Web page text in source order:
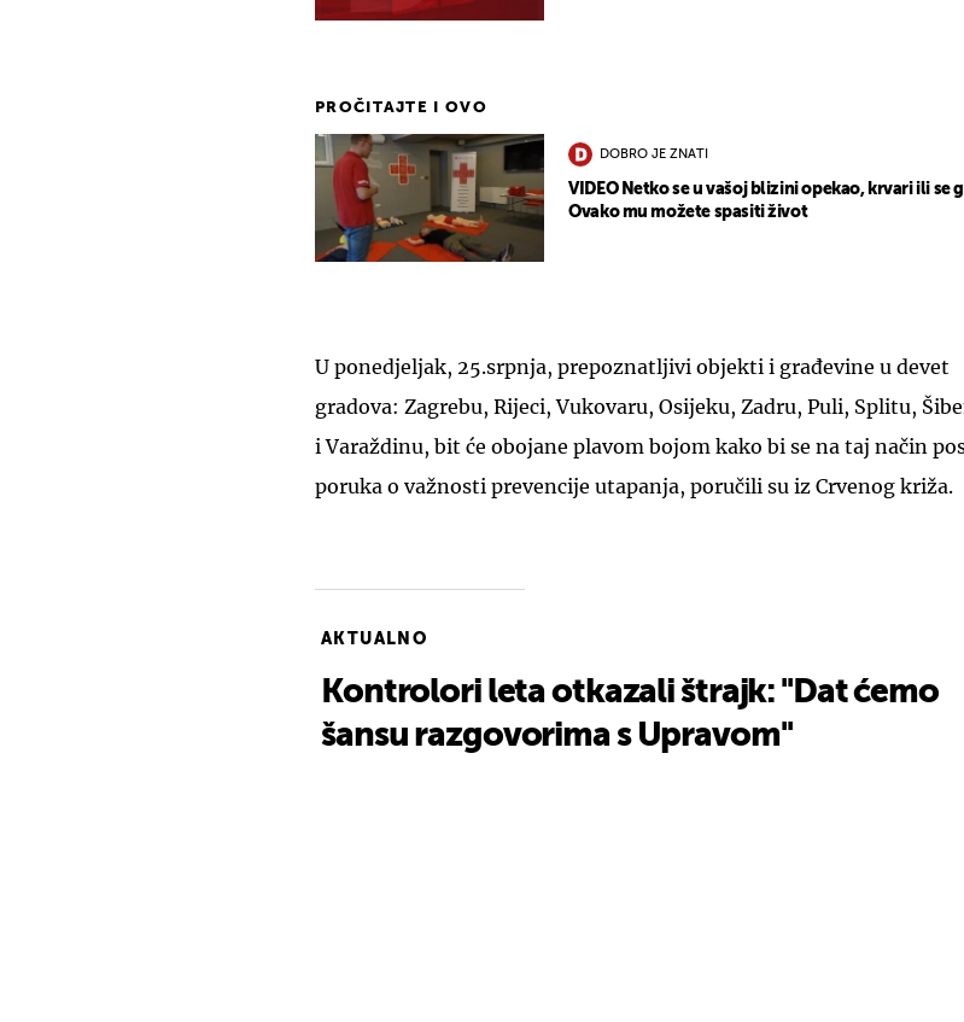
PROČITAJTE I OVO
DOBRO JE ZNATI
VIDEO Netko se u vašoj blizini opekao, krvari ili se
Ovako mu možete spasiti život
U ponedjeljak, 25.srpnja, prepoznatljivi objekti i građevine u devet
gradova: Zagrebu, Rijeci, Vukovaru, Osijeku, Zadru, Puli, Splitu,
i Varaždinu, bit će obojane plavom bojom kako bi se na taj način
poruka o važnosti prevencije utapanja, poručili su iz Crvenog križa.
AKTUALNO
Kontrolori leta otkazali štrajk: ''Dat ćemo
šansu razgovorima s Upravom''